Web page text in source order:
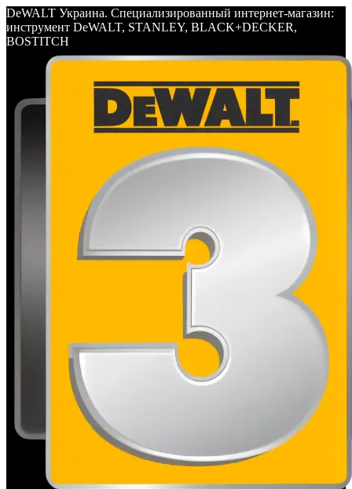
DeWALT Украина. Специализированный интернет-магазин:
инструмент DeWALT, STANLEY, BLACK+DECKER,
BOSTITCH